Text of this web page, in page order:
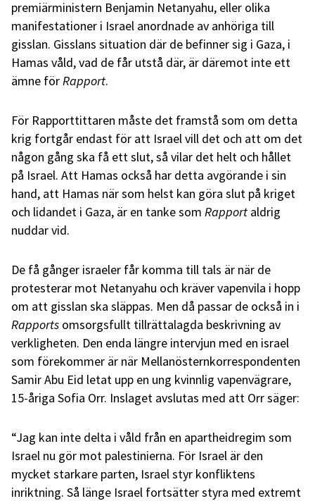
premiärministern Benjamin Netanyahu, eller olika
manifestationer i Israel anordnade av anhöriga till
gisslan. Gisslans situation där de befinner sig i Gaza, i
Hamas våld, vad de får utstå där, är däremot inte ett
ämne för Rapport.
För Rapporttittaren måste det framstå som om detta
krig fortgår endast för att Israel vill det och att om det
någon gång ska få ett slut, så vilar det helt och hållet
på Israel. Att Hamas också har detta avgörande i sin
hand, att Hamas när som helst kan göra slut på kriget
och lidandet i Gaza, är en tanke som Rapport aldrig
nuddar vid.
De få gånger israeler får komma till tals är när de
protesterar mot Netanyahu och kräver vapenvila i hopp
om att gisslan ska släppas. Men då passar de också in i
Rapports omsorgsfullt tillrättalagda beskrivning av
verkligheten. Den enda längre intervjun med en israel
som förekommer är när Mellanösternkorrespondenten
Samir Abu Eid letat upp en ung kvinnlig vapenvägrare,
15-åriga Sofia Orr. Inslaget avslutas med att Orr säger:
“Jag kan inte delta i våld från en apartheidregim som
Israel nu gör mot palestinierna. För Israel är den
mycket starkare parten, Israel styr konfliktens
inriktning. Så länge Israel fortsätter styra med extremt